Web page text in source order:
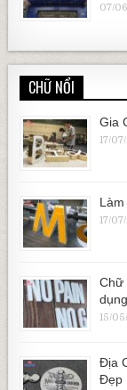
07/
CHỮ NỔI
Gia
17/
17/
Chữ
dụng
15/
Địa
Đẹp